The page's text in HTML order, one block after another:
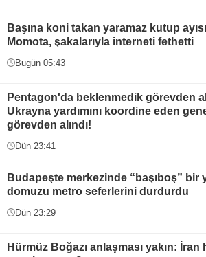
Başına koni takan yaramaz kutup ayısı
Momota, şakalarıyla interneti fethetti
Bugün 05:43
Pentagon'da beklenmedik görevden
Ukrayna yardımını koordine eden
görevden alındı!
Dün 23:41
Budapeşte merkezinde “başıboş” bir
domuzu metro seferlerini durdurdu
Dün 23:29
Hürmüz Boğazı anlaşması yakın: İran